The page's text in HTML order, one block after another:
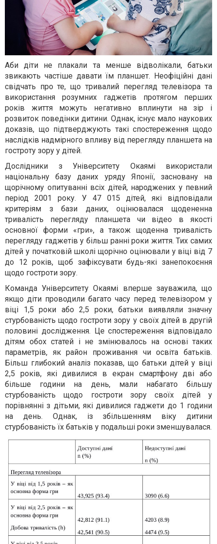
Аби діти не плакали та менше відволікали, батьки
звикають частіше давати їм планшет. Неофіційні дані
свідчать про те, що тривалий перегляд телевізора та
використання розумних гаджетів протягом перших
років життя можуть негативно вплинути на зір і
розвиток поведінки дитини. Однак, існує мало наукових
доказів, що підтверджують такі спостереження щодо
наслідків надмірного впливу від перегляду планшета на
гостроту зору у дітей.
Дослідники з Університету Окаямі використали
національну базу даних уряду Японії, засновану на
щорічному опитуванні всіх дітей, народжених у певний
період 2001 року. У 47 015 дітей, які відповідали
критеріям з бази даних, оцінювалася щодененна
тривалість перегляду планшета чи відео в якості
основної форми «гри», а також щоденна тривалість
перегляду гаджетів у більш ранні роки життя. Тих самих
дітей у початковій школі щорічно оцінювали у віці від 7
до 12 років, щоб зафіксувати будь-які занепокоєння
щодо гостроти зору.
Команда Університету Окаямі вперше зауважила, що
якщо діти проводили багато часу перед телевізором у
віці 1,5 роки або 2,5 роки, батьки виявляли значну
стурбованість щодо гостроти зору у своїх дітей в другій
половині дослідження. Це спостереження відповідало
дітям обох статей і не змінювалось на основі таких
параметрів, як район проживання чи освіта батьків.
Більш глибокий аналіз показав, що батьки дітей у віці
2,5 років, які дивилися в екран смартфону дві або
більше години на день, мали набагато більшу
стурбованість щодо гостроти зору своїх дітей у
порівнянні з дітьми, які дивилися гаджети до 1 години
на день. Однак, із збільшенням віку дитини
стурбованість їх батьків у подальші роки зменшувалася.